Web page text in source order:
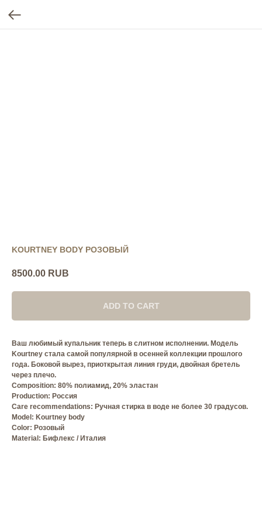
KOURTNEY BODY РОЗОВЫЙ
8500.00 RUB
ADD TO CART
Ваш любимый купальник теперь в слитном исполнении. Модель
Kourtney стала самой популярной в осенней коллекции прошлого
года. Боковой вырез, приоткрытая линия груди, двойная бретель
через плечо.
Composition: 80% полиамид, 20% эластан
Production: Россия
Care recommendations: Ручная стирка в воде не более 30 градусов.
Model: Kourtney body
Сolor: Розовый
Material: Бифлекс / Италия